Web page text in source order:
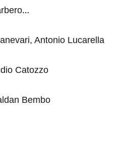
…
Antonio Lucarella
Catozzo
Bembo